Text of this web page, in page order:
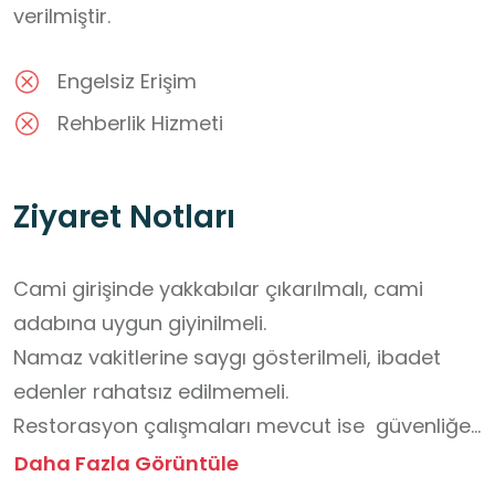
verilmiştir.
Engelsiz Erişim
Rehberlik Hizmeti
Ziyaret Notları
Cami girişinde yakkabılar çıkarılmalı, cami
adabına uygun giyinilmeli.
Namaz vakitlerine saygı gösterilmeli, ibadet
edenler rahatsız edilmemeli.
Restorasyon çalışmaları mevcut ise  güvenliğe
dikkat edilmeli.
Daha Fazla Görüntüle